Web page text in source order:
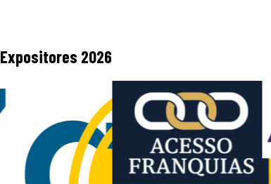
Expositores 2026